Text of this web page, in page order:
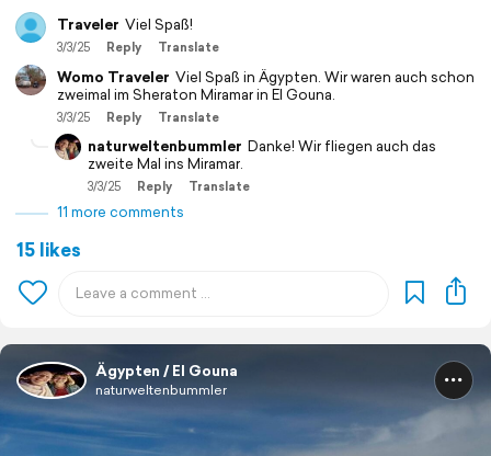
Traveler Viel Spaß!
3/3/25 Reply Translate
Womo Traveler Viel Spaß in Ägypten. Wir waren auch schon
zweimal im Sheraton Miramar in El Gouna.
3/3/25 Reply Translate
naturweltenbummler Danke! Wir fliegen auch das
zweite Mal ins Miramar.
3/3/25 Reply Translate
11 more comments
15 likes
Ägypten / El Gouna
naturweltenbummler